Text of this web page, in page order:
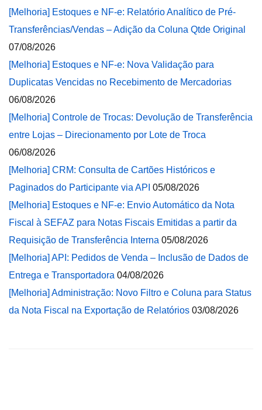
[Melhoria] Estoques e NF-e: Relatório Analítico de Pré-
Transferências/Vendas – Adição da Coluna Qtde Original
07/08/2026
[Melhoria] Estoques e NF-e: Nova Validação para
Duplicatas Vencidas no Recebimento de Mercadorias
06/08/2026
[Melhoria] Controle de Trocas: Devolução de Transferência
entre Lojas – Direcionamento por Lote de Troca
06/08/2026
[Melhoria] CRM: Consulta de Cartões Históricos e
Paginados do Participante via API 05/08/2026
[Melhoria] Estoques e NF-e: Envio Automático da Nota
Fiscal à SEFAZ para Notas Fiscais Emitidas a partir da
Requisição de Transferência Interna 05/08/2026
[Melhoria] API: Pedidos de Venda – Inclusão de Dados de
Entrega e Transportadora 04/08/2026
[Melhoria] Administração: Novo Filtro e Coluna para Status
da Nota Fiscal na Exportação de Relatórios 03/08/2026